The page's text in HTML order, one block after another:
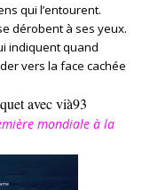
qui l’entourent.
dérobent à ses yeux.
indiquent quand
vers la face cachée
avec vià93
mondiale à la